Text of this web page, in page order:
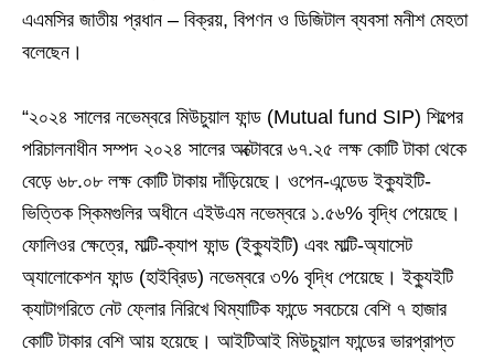
এএমসির জাতীয় প্রধান – বিক্রয়, বিপণন ও ডিজিটাল ব্যবসা মনীশ মেহতা
বলেছেন।
“২০২৪ সালের নভেম্বরে মিউচুয়াল ফান্ড (Mutual fund SIP) শিল্পের
পরিচালনাধীন সম্পদ ২০২৪ সালের অক্টোবরে ৬৭.২৫ লক্ষ কোটি টাকা থেকে
বেড়ে ৬৮.০৮ লক্ষ কোটি টাকায় দাঁড়িয়েছে। ওপেন-এন্ডেড ইক্যুইটি-
ভিত্তিক স্কিমগুলির অধীনে এইউএম নভেম্বরে ১.৫৬% বৃদ্ধি পেয়েছে।
ফোলিওর ক্ষেত্রে, মাল্টি-ক্যাপ ফান্ড (ইক্যুইটি) এবং মাল্টি-অ্যাসেট
অ্যালোকেশন ফান্ড (হাইব্রিড) নভেম্বরে ৩% বৃদ্ধি পেয়েছে। ইক্যুইটি
ক্যাটাগরিতে নেট ফ্লোর নিরিখে থিম্যাটিক ফান্ডে সবচেয়ে বেশি ৭ হাজার
কোটি টাকার বেশি আয় হয়েছে। আইটিআই মিউচুয়াল ফান্ডের ভারপ্রাপ্ত